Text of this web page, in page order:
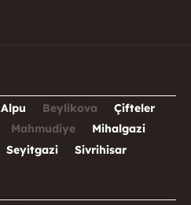
Alpu Beylikova
Çifteler
Mahmudiye
Mihalgazi
Seyitgazi Sivrihisar